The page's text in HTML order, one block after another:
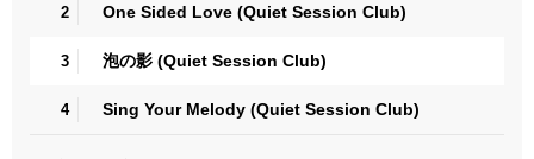
2 One Sided Love (Quiet Session Club)
3 泡の影 (Quiet Session Club)
4 Sing Your Melody (Quiet Session Club)